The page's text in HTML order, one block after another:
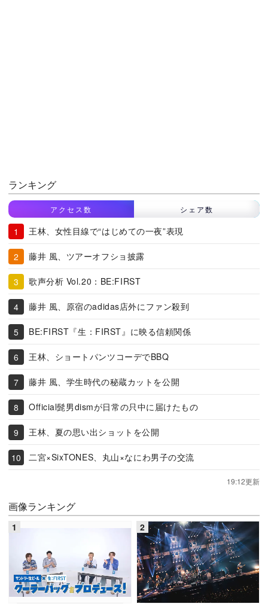
ランキング
アクセス数 シェア数
王林、女性目線で“はじめての一夜”表現
藤井 風、ツアーオフショ披露
歌声分析 Vol.20：BE:FIRST
藤井 風、原宿のadidas店外にファン殺到
BE:FIRST『生：FIRST』に映る信頼関係
王林、ショートパンツコーデでBBQ
藤井 風、学生時代の秘蔵カットを公開
Official髭男dismが日常の只中に届けたもの
王林、夏の思い出ショットを公開
二宮×SixTONES、丸山×なにわ男子の交流
19:12更新
画像ランキング